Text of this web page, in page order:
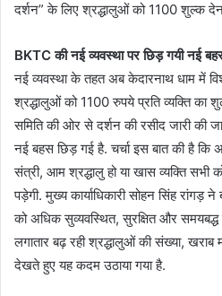
दर्शन” के लिए श्रद्धालुओं को 1100 शुल्क
BKTC की नई व्यवस्था पर छिड़ गयी नई
नई व्यवस्था के तहत अब केदारनाथ धाम में
श्रद्धालुओं को 1100 रुपये प्रति व्यक्ति का
समिति की ओर से दर्शन की रसीद जारी
नई बहस छिड़ गई है. चर्चा इस बात की है कि
संत्री, आम श्रद्धालु हो या खास व्यक्ति सभी
पड़ेगी. मुख्य कार्याधिकारी सोहन सिंह रांगड़
को अधिक सुव्यवस्थित, सुरक्षित और
लगातार बढ़ रही श्रद्धालुओं की संख्या,
देखते हुए यह कदम उठाया गया है.